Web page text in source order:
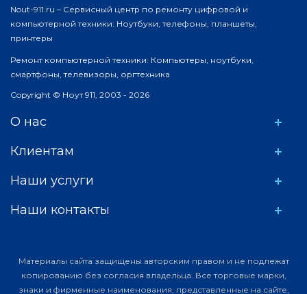
Nout-911.ru – Сервисный центр по ремонту цифровой и
компьютерной техники: Ноутбуки, телефоны, планшеты,
принтеры
Ремонт компьютерной техники: Компьютеры, ноутбуки,
смартфоны, телевизоры, оргтехника
Copyright © Ноут 911, 2003 - 2026
О нас
Клиентам
Наши услуги
Наши контакты
Материалы сайта защищены авторским правом и не подлежат
копированию без согласия владельца. Все торговые марки,
знаки и фирменные наименования, представленные на сайте,